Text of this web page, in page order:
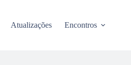
Atualizações Encontros